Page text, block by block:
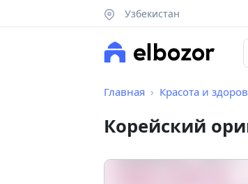
Узбекистан
Главная Красота и
Корейский